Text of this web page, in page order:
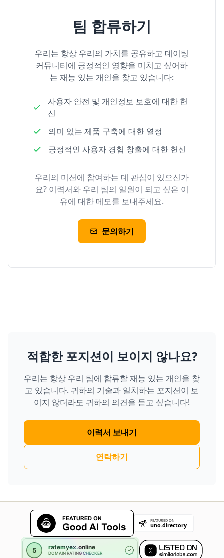
팀 합류하기
우리는 항상 우리의 가치를 공유하고 데이팅
커뮤니티에 긍정적인 영향을 미치고 싶어하
는 재능 있는 개인을 찾고 있습니다:
사용자 안전 및 개인정보 보호에 대한 헌
신
의미 있는 제품 구축에 대한 열정
긍정적인 사용자 경험 창출에 대한 헌신
우리의 미션에 참여하는 데 관심이 있으신가
요? 이력서와 우리 팀의 일원이 되고 싶은 이
유에 대한 메모를 보내주세요.
문의하기
적합한 포지션이 보이지 않나요?
우리는 항상 우리 팀에 합류할 재능 있는 개인을 찾
고 있습니다. 귀하의 기술과 일치하는 포지션이 보
이지 않더라도 귀하의 의견을 듣고 싶습니다!
이력서 보내기
연락하기